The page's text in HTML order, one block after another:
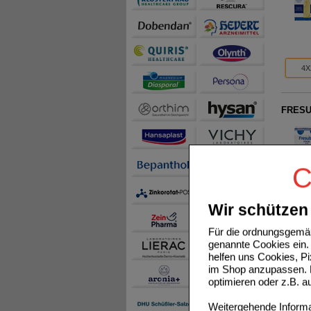
Wir
Für die
genannte Cookies
helfen uns Cookies,
im Shop anzupassen.
optimieren oder z.B.
Weitergehende